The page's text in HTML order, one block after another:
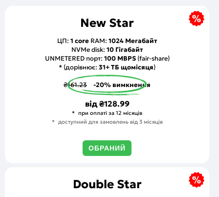
New Star
ЦП: 1 coreRAM: 1024 Мегабайт
NVMe disk: 10 Гігабайт
UNMETERED порт: 100 MBPS(fair-share)
* (дорівнює: 31+ ТБ щомісяця)
₴161.23 -20% вимкнення
від ₴128.99
при оплаті за 12 місяців
доступний для замовлень від 3 місяців
ОБРАНИЙ
Double Star